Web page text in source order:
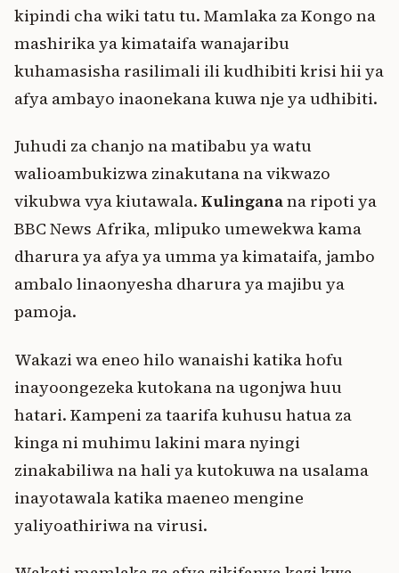
kipindi cha wiki tatu tu. Mamlaka za Kongo na
mashirika ya kimataifa wanajaribu
kuhamasisha rasilimali ili kudhibiti krisi hii ya
afya ambayo inaonekana kuwa nje ya udhibiti.
Juhudi za chanjo na matibabu ya watu
walioambukizwa zinakutana na vikwazo
vikubwa vya kiutawala. Kulinganana ripoti ya
BBC News Afrika, mlipuko umewekwa kama
dharura ya afya ya umma ya kimataifa, jambo
ambalo linaonyesha dharura ya majibu ya
pamoja.
Wakazi wa eneo hilo wanaishi katika hofu
inayoongezeka kutokana na ugonjwa huu
hatari. Kampeni za taarifa kuhusu hatua za
kinga ni muhimu lakini mara nyingi
zinakabiliwa na hali ya kutokuwa na usalama
inayotawala katika maeneo mengine
yaliyoathiriwa na virusi.